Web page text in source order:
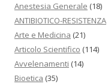
Anestesia Generale (18)
ANTIBIOTICO-RESISTENZA
Arte e Medicina (21)
Articolo Scientifico (114)
Avvelenamenti (14)
Bioetica (35)